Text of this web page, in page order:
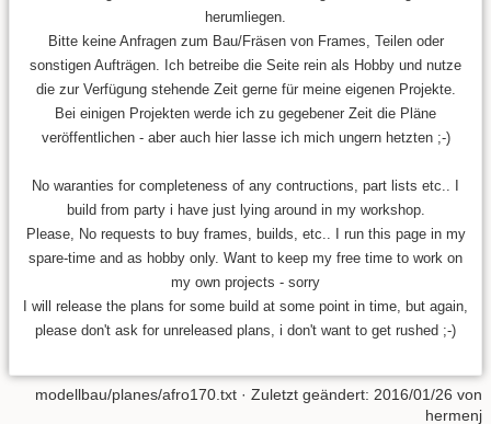
herumliegen.
Bitte keine Anfragen zum Bau/Fräsen von Frames, Teilen oder
sonstigen Aufträgen. Ich betreibe die Seite rein als Hobby und nutze
die zur Verfügung stehende Zeit gerne für meine eigenen Projekte.
Bei einigen Projekten werde ich zu gegebener Zeit die Pläne
veröffentlichen - aber auch hier lasse ich mich ungern hetzten ;-)
No waranties for completeness of any contructions, part lists etc.. I
build from party i have just lying around in my workshop.
Please, No requests to buy frames, builds, etc.. I run this page in my
spare-time and as hobby only. Want to keep my free time to work on
my own projects - sorry
I will release the plans for some build at some point in time, but again,
please don't ask for unreleased plans, i don't want to get rushed ;-)
modellbau/planes/afro170.txt · Zuletzt geändert: 2016/01/26 von
hermenj